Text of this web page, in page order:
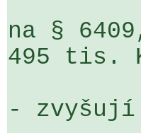
na §
495 tis.
-